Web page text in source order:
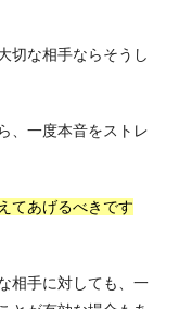
切な相手ならそうし
、一度本音をストレ
てあげるべきです
相手に対しても、一